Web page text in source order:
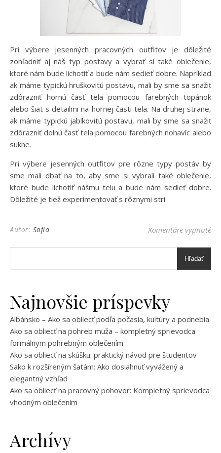
Pri výbere jesenných pracovných outfitov je dôležité
zohľadniť aj náš typ postavy a vybrať si také oblečenie,
ktoré nám bude lichotiť a bude nám sedieť dobre. Napríklad
ak máme typickú hruškovitú postavu, mali by sme sa snažiť
zdôrazniť hornú časť tela pomocou farebných topánok
alebo šiat s detailmi na hornej časti tela. Na druhej strane,
ak máme typickú jablkovitú postavu, mali by sme sa snažiť
zdôrazniť dolnú časť tela pomocou farebných nohavíc alebo
sukne.
Pri výbere jesenných outfitov pre rôzne typy postáv by
sme mali dbať na to, aby sme si vybrali také oblečenie,
ktoré bude lichotiť nášmu telu a bude nám sedieť dobre.
Dôležité je tiež experimentovať s rôznymi stri
Autor: Sofia Komentáre vypnuténa
Hľadať
Najnovšie príspevky
Albánsko – Ako sa obliecť podľa počasia, kultúry a podnebia
Ako sa obliecť na pohreb muža – kompletný sprievodca
formálnym pohrebným oblečením
Ako sa obliecť na skúšku: praktický návod pre študentov
Sako k rozšíreným šatám: Ako dosiahnuť vyvážený a
elegantný vzhľad
Ako sa obliecť na pracovný pohovor: Kompletný sprievodca
vhodným oblečením
Archívy